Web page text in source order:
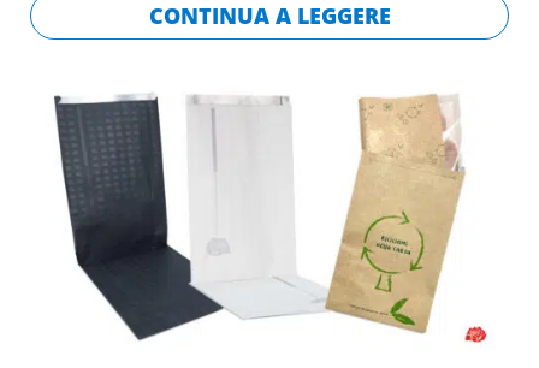
CONTINUA A LEGGERE